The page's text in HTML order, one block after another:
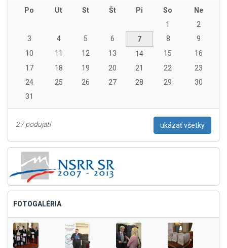
Po Ut St Št Pi So
Ne
1
2
3
4 5 6 7 8
9
10
11 12 13 14 15
16
17
18 19 20 21 22
23
24
25 26 27 28 29
30
31
27 podujatí ukázať všetky
FOTOGALÉRIA